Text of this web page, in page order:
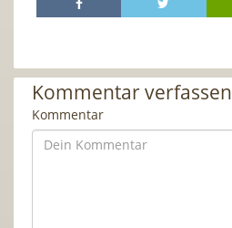
Kommentar verfassen
Kommentar